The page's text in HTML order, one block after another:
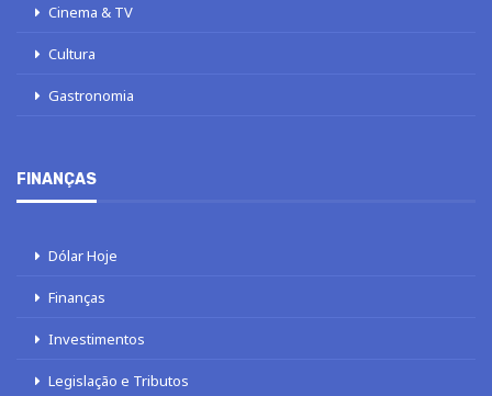
Cinema & TV
Cultura
Gastronomia
FINANÇAS
Dólar Hoje
Finanças
Investimentos
Legislação e Tributos